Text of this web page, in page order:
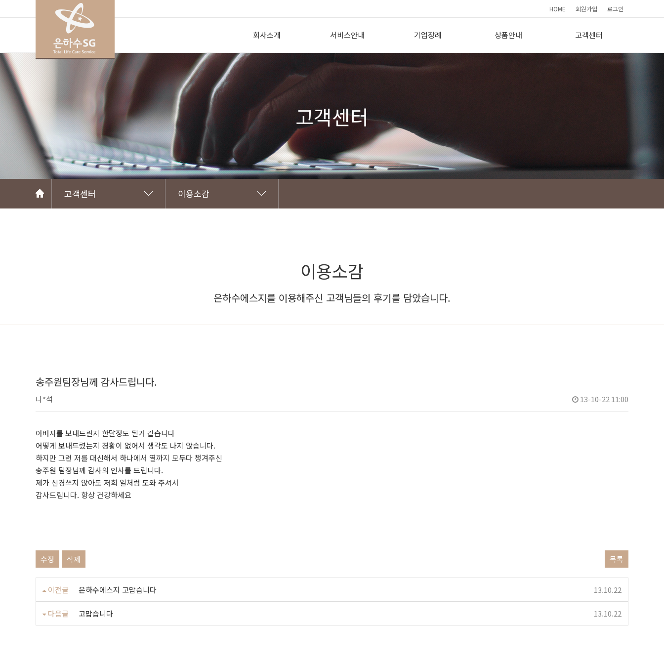
로그인
회원가입
HOME
회사소개
회사CI
조직도
찾아오시는 길
서비스안내
상조의 필요성
선/후불식상품 비교
꽃장식황제궁중대렴
기업장례 상품안내 고객센터
고객센터
고객센터 이용소감
이용소감
은하수에스지를 이용해주신 고객님들의 후기를 담았습니다.
송주원팀장님께 감사드립니다.
나*석 13-10-22 11:00
아버지를 보내드린지 한달정도 된거 같습니다
어떻게 보내드렸는지 경황이 없어서 생각도 나지 않습니다.
하지만 그런 저를 대신해서 하나에서 열까지 모두다 챙겨주신
송주원 팀장님께 감사의 인사를 드립니다.
제가 신경쓰지 않아도 저희 일처럼 도와 주셔서
감사드립니다. 항상 건강하세요
수정 삭제 목록
이전글 은하수에스지 고맙습니다 13.10.22
다음글 고맙습니다 13.10.22